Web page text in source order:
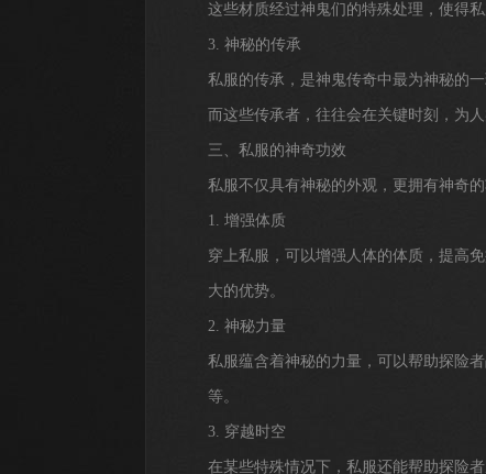
这些材质经过神鬼们的特殊处理，使得私
3. 神秘的传承
私服的传承，是神鬼传奇中最为神秘的
而这些传承者，往往会在关键时刻，为人
三、私服的神奇功效
私服不仅具有神秘的外观，更拥有神奇
1. 增强体质
穿上私服，可以增强人体的体质，提高
大的优势。
2. 神秘力量
私服蕴含着神秘的力量，可以帮助探险
等。
3. 穿越时空
在某些特殊情况下，私服还能帮助探险